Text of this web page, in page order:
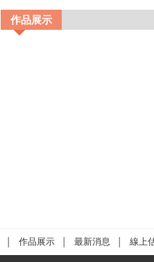
作品展示
作品展示 最新消息 線上